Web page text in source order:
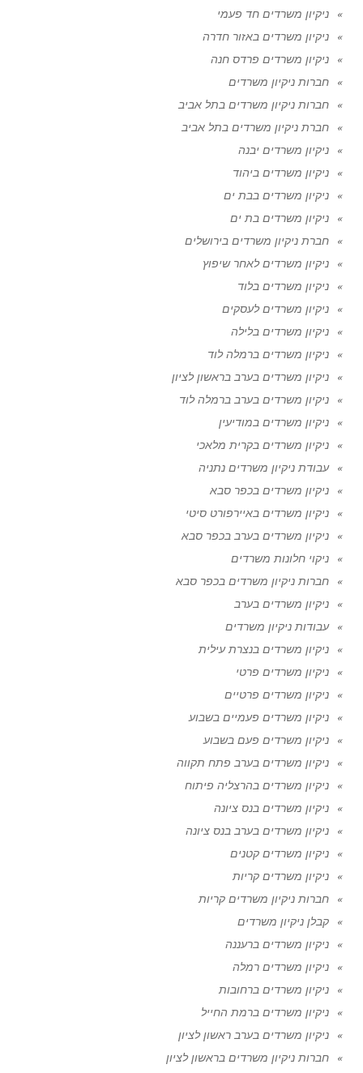
ניקיון משרדים חד פעמי
ניקיון משרדים באזור חדרה
ניקיון משרדים פרדס חנה
חברות ניקיון משרדים
חברות ניקיון משרדים בתל אביב
חברת ניקיון משרדים בתל אביב
ניקיון משרדים יבנה
ניקיון משרדים ביהוד
ניקיון משרדים בבת ים
ניקיון משרדים בת ים
חברת ניקיון משרדים בירושלים
ניקיון משרדים לאחר שיפוץ
ניקיון משרדים בלוד
ניקיון משרדים לעסקים
ניקיון משרדים בלילה
ניקיון משרדים ברמלה לוד
ניקיון משרדים בערב בראשון לציון
ניקיון משרדים בערב ברמלה לוד
ניקיון משרדים במודיעין
ניקיון משרדים בקרית מלאכי
עבודת ניקיון משרדים נתניה
ניקיון משרדים בכפר סבא
ניקיון משרדים באיירפורט סיטי
ניקיון משרדים בערב בכפר סבא
ניקוי חלונות משרדים
חברות ניקיון משרדים בכפר סבא
ניקיון משרדים בערב
עבודות ניקיון משרדים
ניקיון משרדים בנצרת עילית
ניקיון משרדים פרטי
ניקיון משרדים פרטיים
ניקיון משרדים פעמיים בשבוע
ניקיון משרדים פעם בשבוע
ניקיון משרדים בערב פתח תקווה
ניקיון משרדים בהרצליה פיתוח
ניקיון משרדים בנס ציונה
ניקיון משרדים בערב בנס ציונה
ניקיון משרדים קטנים
ניקיון משרדים קריות
חברות ניקיון משרדים קריות
קבלן ניקיון משרדים
ניקיון משרדים ברעננה
ניקיון משרדים רמלה
ניקיון משרדים ברחובות
ניקיון משרדים ברמת החייל
ניקיון משרדים בערב ראשון לציון
חברות ניקיון משרדים בראשון לציון